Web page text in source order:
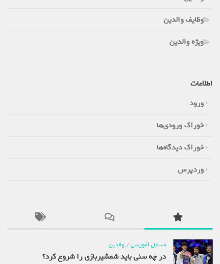
وظایف والدین
ویژه والدین
اطلاعات
ورود
خوراک ورودی‌ها
خوراک دیدگاه‌ها
وردپرس
مسائل آموزشی/والدین
در چه سنی باید شمشیربازی را شروع کرد؟